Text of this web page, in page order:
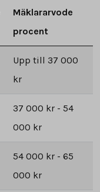
Mäklararvode
procent
Upp till 37 000
kr
37 000 kr - 54
000 kr
54 000 kr - 65
000 kr